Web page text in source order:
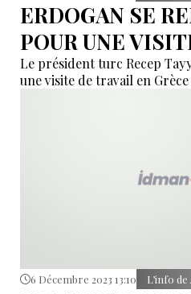
ERDOGAN SE
POUR UNE
Le président turc Recep
une visite de travail en
6 Décembre 2023 13:10 L’info